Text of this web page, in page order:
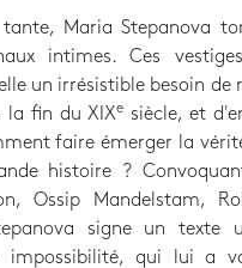
Maria Stepanova
intimes. Ces
un irrésistible besoin de
la fin du XIXe siècle, et
faire émerger la
histoire ?
Ossip Mandelstam,
signe un texte
impossibilité, qui lui a